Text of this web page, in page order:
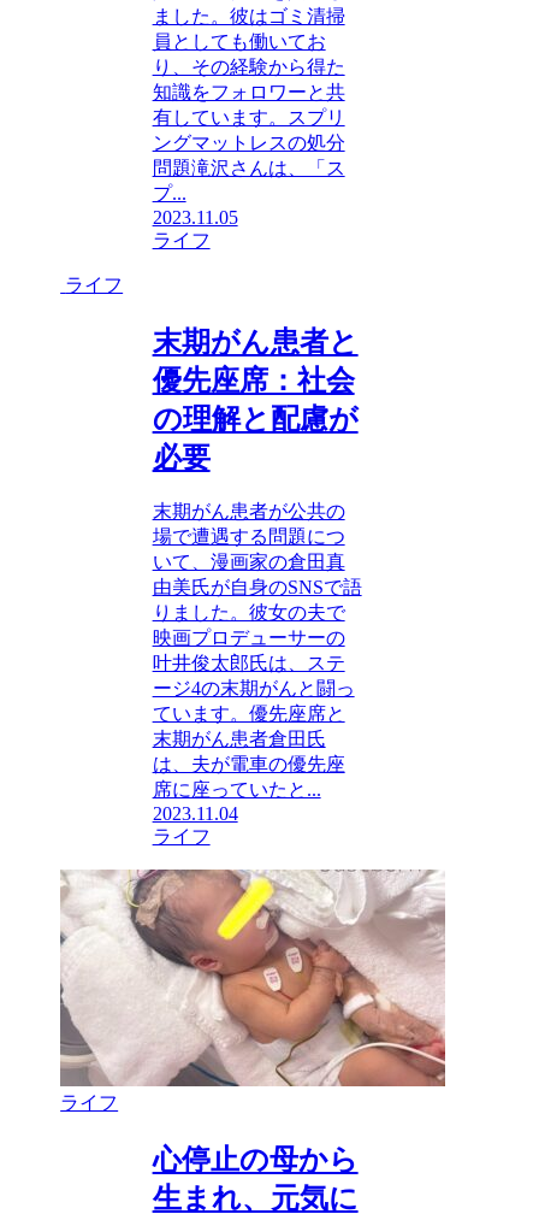
ました。彼はゴミ清掃
員としても働いてお
り、その経験から得た
知識をフォロワーと共
有しています。スプリ
ングマットレスの処分
問題滝沢さんは、「ス
プ...
2023.11.05
ライフ
ライフ
末期がん患者と
優先座席：社会
の理解と配慮が
必要
末期がん患者が公共の
場で遭遇する問題につ
いて、漫画家の倉田真
由美氏が自身のSNSで語
りました。彼女の夫で
映画プロデューサーの
叶井俊太郎氏は、ステ
ージ4の末期がんと闘っ
ています。優先座席と
末期がん患者倉田氏
は、夫が電車の優先座
席に座っていたと...
2023.11.04
ライフ
ライフ
心停止の母から
生まれ、元気に